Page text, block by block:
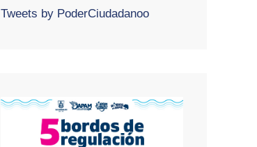
Tweets by PoderCiudadanoo